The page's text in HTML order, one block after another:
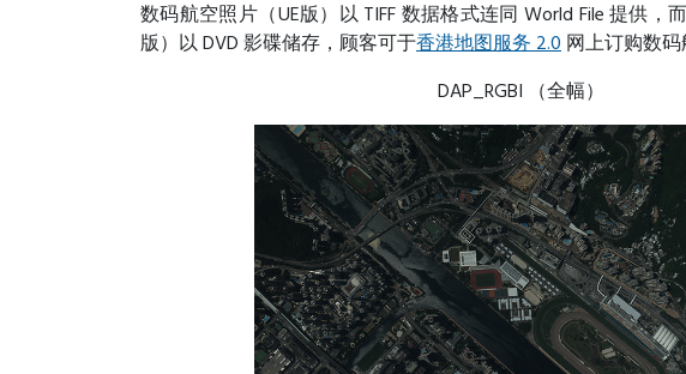
数码航空照片（UE版）以 TIFF 数据格式连同 World File 提供
版）以 DVD 影碟储存，顾客可于香港地图服务 2.0 网上订购数码
DAP_RGBI （全幅）